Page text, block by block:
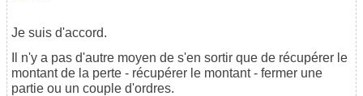
Je suis d'accord.
Il n'y a pas d'autre moyen de s'en sortir que de récupérer le
montant de la perte - récupérer le montant - fermer une
partie ou un couple d'ordres.